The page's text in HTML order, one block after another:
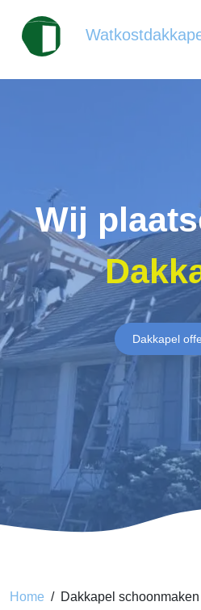
Wij
Dakkapel
Home Dakkapel